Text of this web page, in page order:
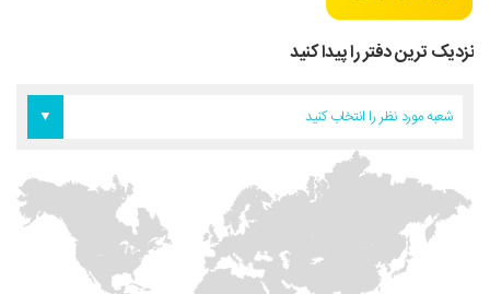
نزدیک ترین دفتر را پیدا کنید
شعبه مورد نظر را انتخاب کنید